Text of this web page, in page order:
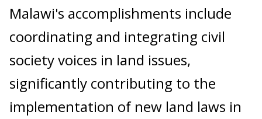
Malawi's accomplishments include
coordinating and integrating civil
society voices in land issues,
significantly contributing to the
implementation of new land laws in